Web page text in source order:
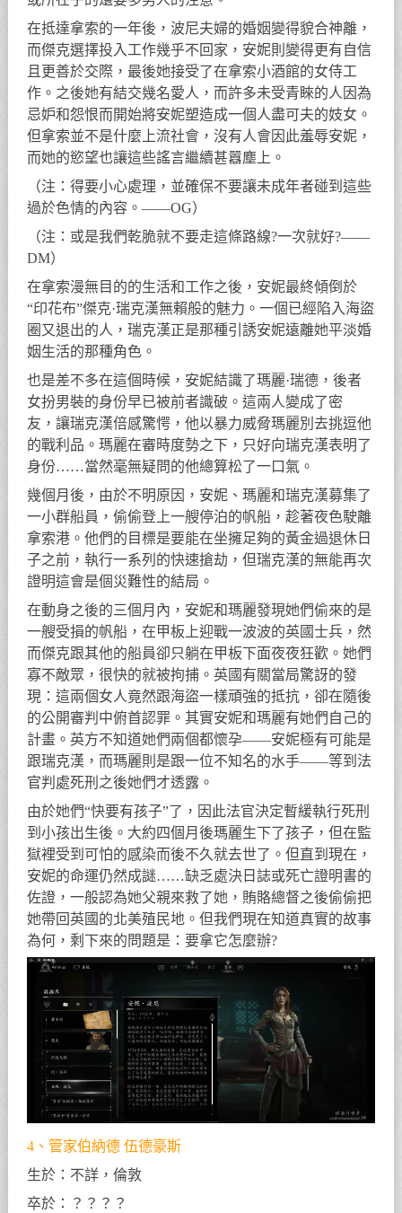
在抵達拿索的一年後，波尼夫婦的婚姻變得貌合神離，
而傑克選擇投入工作幾乎不回家，安妮則變得更有自信
且更善於交際，最後她接受了在拿索小酒館的女侍工
作。之後她有結交幾名愛人，而許多未受青睞的人因為
忌妒和怨恨而開始將安妮塑造成一個人盡可夫的妓女。
但拿索並不是什麼上流社會，沒有人會因此羞辱安妮，
而她的慾望也讓這些謠言繼續甚囂塵上。
（注：得要小心處理，並確保不要讓未成年者碰到這些
過於色情的內容。——OG）
（注：或是我們乾脆就不要走這條路線?一次就好?——
DM）
在拿索漫無目的的生活和工作之後，安妮最終傾倒於
“印花布”傑克·瑞克漢無賴般的魅力。一個已經陷入海盜
圈又退出的人，瑞克漢正是那種引誘安妮遠離她平淡婚
姻生活的那種角色。
也是差不多在這個時候，安妮結識了瑪麗·瑞德，後者
女扮男裝的身份早已被前者識破。這兩人變成了密
友，讓瑞克漢倍感驚愕，他以暴力威脅瑪麗別去挑逗他
的戰利品。瑪麗在審時度勢之下，只好向瑞克漢表明了
身份……當然毫無疑問的他總算松了一口氣。
幾個月後，由於不明原因，安妮、瑪麗和瑞克漢募集了
一小群船員，偷偷登上一艘停泊的帆船，趁著夜色駛離
拿索港。他們的目標是要能在坐擁足夠的黃金過退休日
子之前，執行一系列的快速搶劫，但瑞克漢的無能再次
證明這會是個災難性的結局。
在動身之後的三個月內，安妮和瑪麗發現她們偷來的是
一艘受損的帆船，在甲板上迎戰一波波的英國士兵，然
而傑克跟其他的船員卻只躺在甲板下面夜夜狂歡。她們
寡不敵眾，很快的就被拘捕。英國有關當局驚訝的發
現：這兩個女人竟然跟海盜一樣頑強的抵抗，卻在隨後
的公開審判中俯首認罪。其實安妮和瑪麗有她們自己的
計畫。英方不知道她們兩個都懷孕——安妮極有可能是
跟瑞克漢，而瑪麗則是跟一位不知名的水手——等到法
官判處死刑之後她們才透露。
由於她們“快要有孩子”了，因此法官決定暫緩執行死刑
到小孩出生後。大約四個月後瑪麗生下了孩子，但在監
獄裡受到可怕的感染而後不久就去世了。但直到現在，
安妮的命運仍然成謎……缺乏處決日誌或死亡證明書的
佐證，一般認為她父親來救了她，賄賂總督之後偷偷把
她帶回英國的北美殖民地。但我們現在知道真實的故事
為何，剩下來的問題是：要拿它怎麼辦?
4、管家伯納德 伍德豪斯
生於：不詳，倫敦
卒於：？？？？